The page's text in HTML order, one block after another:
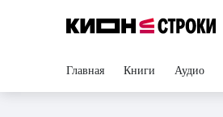
Главная Книги Аудио